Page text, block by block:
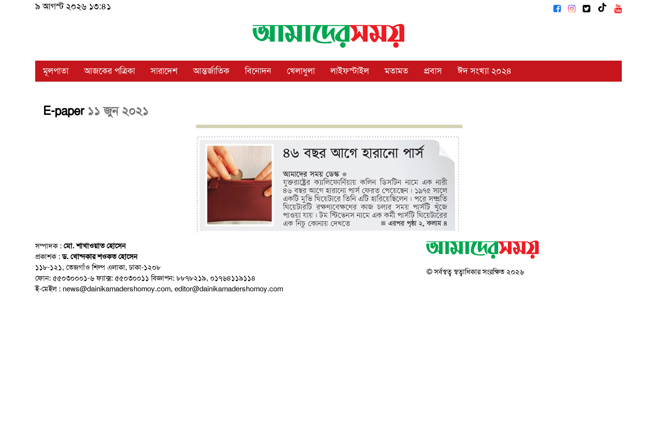
৯ আগস্ট ২০২৬ ১৩:৪১
মূলপাতা আজকের পত্রিকা সারাদেশ আন্তর্জাতিক বিনোদন খেলাধুলা লাইফস্টাইল মতামত প্রবাস ঈদ সংখ্যা ২০২৪
E-paper ১১ জুন ২০২১
সম্পাদক : মো. শাখাওয়াত হোসেন
প্রকাশক :ড. খোন্দকার শওকত হোসেন
১১৮-১২১, তেজগাঁও শিল্প এলাকা, ঢাকা-১২০৮
ফোন: ৫৫০৩০০০১-৬ ফ্যাক্স: ৫৫০৩০০১১ বিজ্ঞাপন: ৮৮৭৮২১৯, ০১৭৬৪১১৯১১৪
ই-মেইল : news@dainikamadershomoy.com, editor@dainikamadershomoy.com
© সর্বস্বত্ব স্বত্বাধিকার সংরক্ষিত ২০২৬